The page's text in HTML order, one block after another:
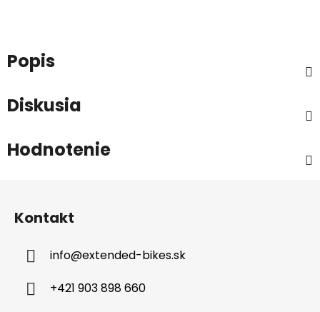
Popis
Diskusia
Hodnotenie
Kontakt
info@extended-bikes.sk
+421 903 898 660